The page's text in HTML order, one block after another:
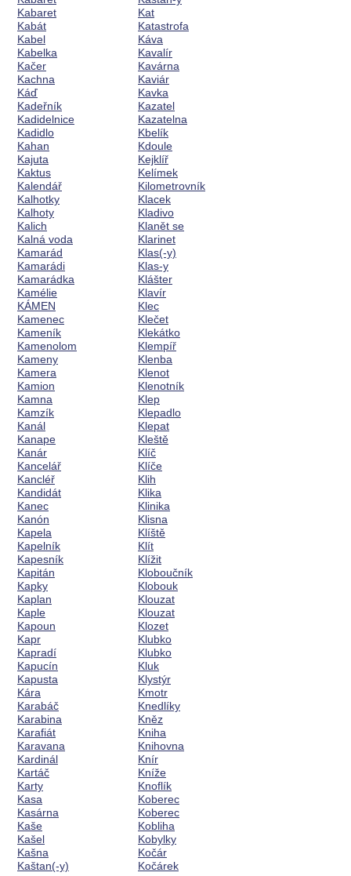
Kabaret
Kabát
Kabel
Kabelka
Kačer
Kachna
Káď
Kadeřník
Kadidelnice
Kadidlo
Kahan
Kajuta
Kaktus
Kalendář
Kalhotky
Kalhoty
Kalich
Kalná voda
Kamarád
Kamarádi
Kamarádka
Kamélie
KÁMEN
Kamenec
Kameník
Kamenolom
Kameny
Kamera
Kamion
Kamna
Kamzík
Kanál
Kanape
Kanár
Kancelář
Kancléř
Kandidát
Kanec
Kanón
Kapela
Kapelník
Kapesník
Kapitán
Kapky
Kaplan
Kaple
Kapoun
Kapr
Kapradí
Kapucín
Kapusta
Kára
Karabáč
Karabina
Karafiát
Karavana
Kardinál
Kartáč
Karty
Kasa
Kasárna
Kaše
Kašel
Kašna
Kaštan(-y)
Kat
Katastrofa
Káva
Kavalír
Kavárna
Kaviár
Kavka
Kazatel
Kazatelna
Kbelík
Kdoule
Kejklíř
Kelímek
Kilometrovník
Klacek
Kladivo
Klanět se
Klarinet
Klas(-y)
Klas-y
Klášter
Klavír
Klec
Klečet
Klekátko
Klempíř
Klenba
Klenot
Klenotník
Klep
Klepadlo
Klepat
Kleště
Klíč
Klíče
Klih
Klika
Klinika
Klisna
Klíště
Klít
Klížit
Kloboučník
Klobouk
Klouzat
Klouzat
Klozet
Klubko
Klubko
Kluk
Klystýr
Kmotr
Knedlíky
Kněz
Kniha
Knihovna
Knír
Kníže
Knoflík
Koberec
Koberec
Kobliha
Kobylky
Kočár
Kočárek